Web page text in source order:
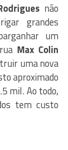
não
grandes
um
Max Colin
uma nova
aproximado
mil. Ao todo,
tem custo